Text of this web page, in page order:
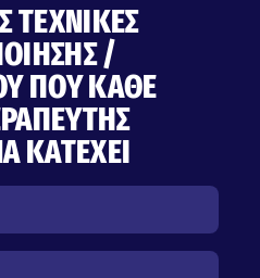
ΤΕΧΝΙΚΈΣ
/
ΠΟΥ ΚΆΘΕ
ΚΑΤΈΧΕΙ